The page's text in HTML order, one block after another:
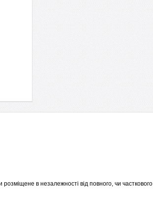
в незалежності від повного, чи часткового